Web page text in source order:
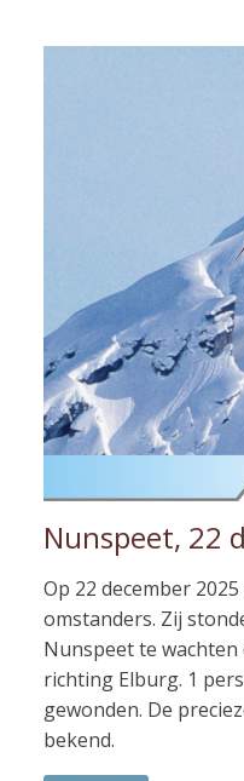
Nunspeet, 22
Op 22 december
omstanders. Zij
Nunspeet te
richting Elburg. 1
gewonden. De
bekend.